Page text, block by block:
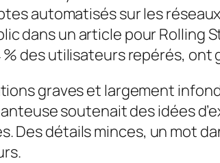
automatisés sur les
dans un article pour Rolling
des utilisateurs repérés, ont
graves et largement
soutenait des idées
Des détails minces, un mot